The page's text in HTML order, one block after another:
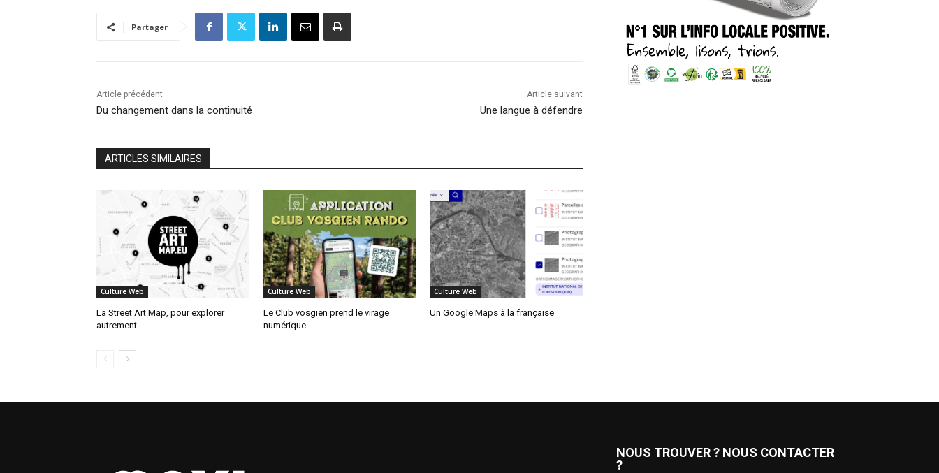
Partager
Article précédent
Du changement dans la continuité
Article suivant
Une langue à défendre
ARTICLES SIMILAIRES
Culture Web
La Street Art Map, pour explorer
autrement
Culture Web
Le Club vosgien prend le virage
numérique
Culture Web
Un Google Maps à la française
NOUS TROUVER ? NOUS CONTACTER
?